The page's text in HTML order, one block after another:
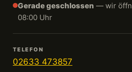
Gerade geschlossen — wir
08:00 Uhr
TELEFON
02633 473857